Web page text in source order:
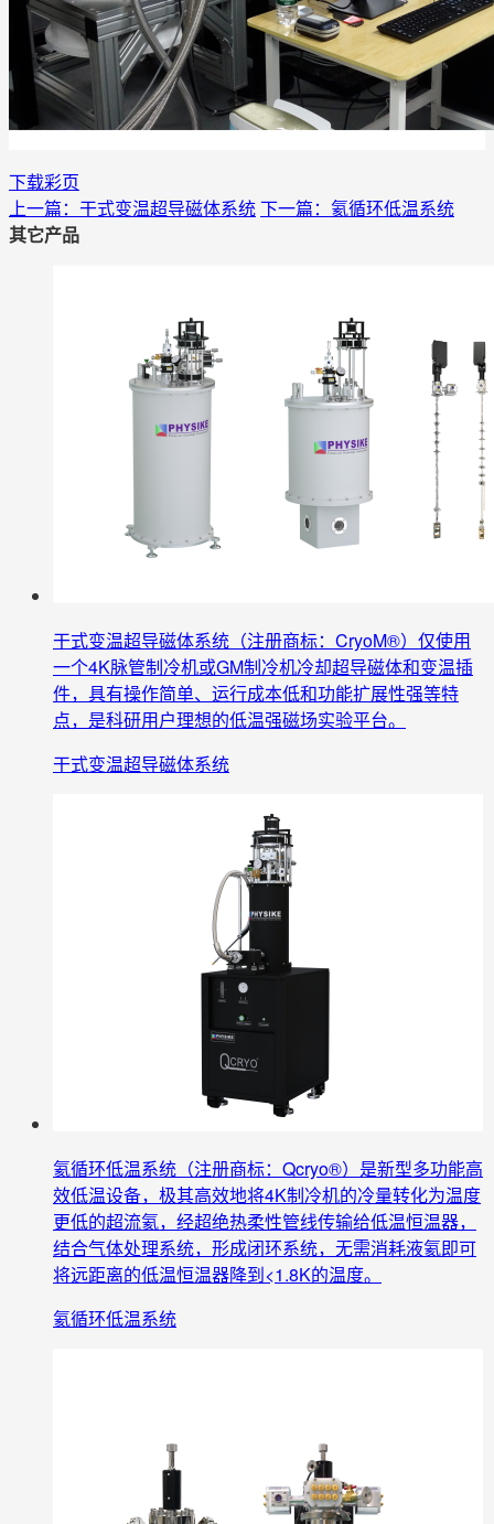
下载彩页
上一篇：干式变温超导磁体系统下一篇：氦循环低温系统
其它产品
干式变温超导磁体系统（注册商标：CryoM®）仅使用
一个4K脉管制冷机或GM制冷机冷却超导磁体和变温插
件，具有操作简单、运行成本低和功能扩展性强等特
点，是科研用户理想的低温强磁场实验平台。
干式变温超导磁体系统
氦循环低温系统（注册商标：Qcryo®）是新型多功能高
效低温设备，极其高效地将4K制冷机的冷量转化为温度
更低的超流氦，经超绝热柔性管线传输给低温恒温器，
结合气体处理系统，形成闭环系统，无需消耗液氦即可
将远距离的低温恒温器降到<1.8K的温度。
氦循环低温系统